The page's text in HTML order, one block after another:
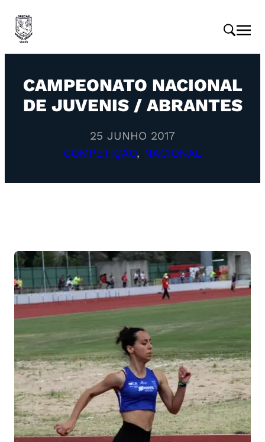
CAMPEONATO NACIONAL
DE JUVENIS / ABRANTES
25 JUNHO 2017
COMPETIÇÃO, NACIONAL